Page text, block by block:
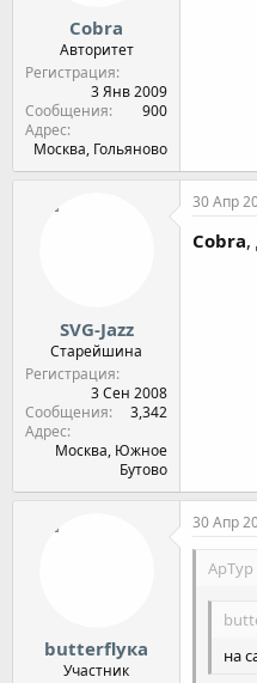
Cobra
Авторитет
Регистрация
3 Янв 2009
Сообщения
900
Адрес
Москва, Гольяново
SVG-Jazz
Старейшина
Регистрация
3 Сен 2008
Сообщения
3,342
Адрес
Москва, Южное
Бутово
30 Апр
Cobra,
butterflyка
Участник
30 Апр
на